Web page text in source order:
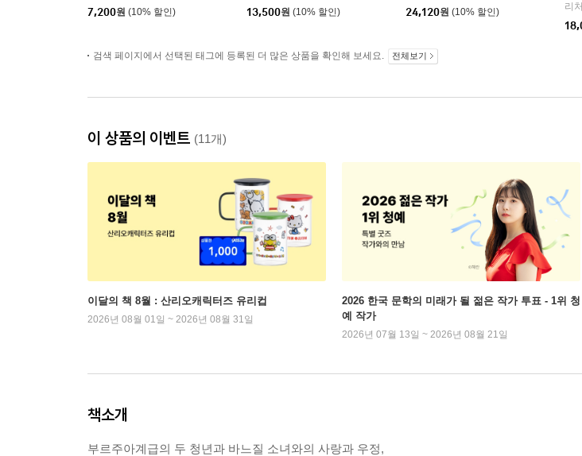
7,200원 (10% 할인)
13,500원 (10% 할인)
24,120원 (10% 할인)
검색 페이지에서 선택된 태그에 등록된 더 많은 상품을 확인해 보세요. 전체보기
이 상품의 이벤트 (11개)
이달의 책 8월 : 산리오캐릭터즈 유리컵
2026년 08월 01일 ~ 2026년 08월 31일
2026 한국 문학의 미래가 될 젊은 작가 투표 - 1위 청
예 작가
2026년 07월 13일 ~ 2026년 08월 21일
책소개
부르주아계급의 두 청년과 바느질 소녀와의 사랑과 우정,